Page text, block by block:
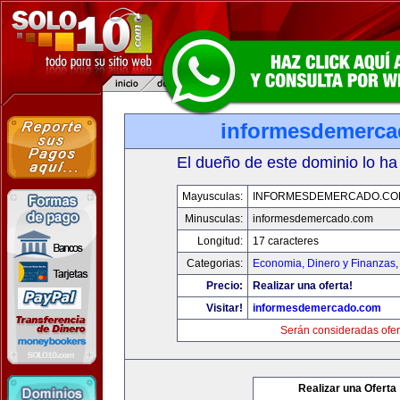
El dueño de este dominio lo
Mayusculas:
Minusculas:
informesdemercado.com
Longitud:
17 caracteres
Categorias:
Economia, Dinero y Finanzas,
Precio:
Realizar una oferta!
Visitar!
informesdemercado.com
Serán consideradas
Realizar una Oferta